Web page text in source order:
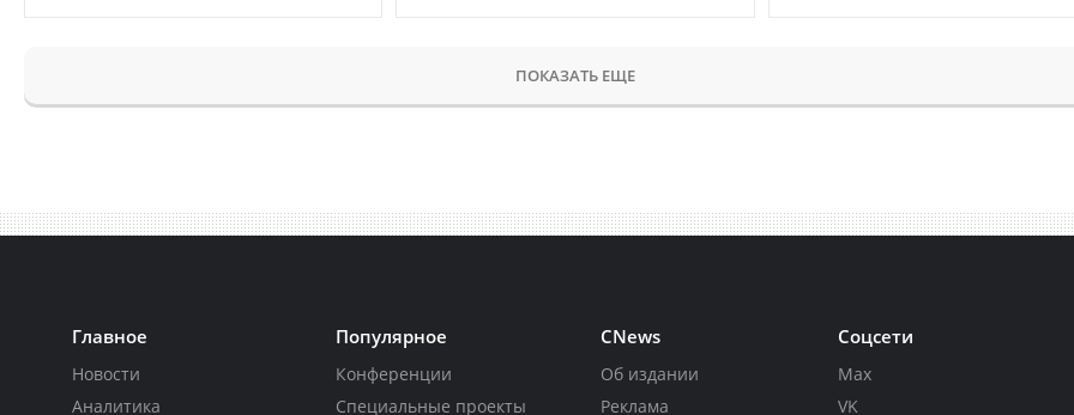
ПОКАЗАТЬ ЕЩЕ
Главное
Новости
Аналитика
Популярное
Конференции
Специальные проекты
CNews
Об издании
Реклама
Соцсети
Max
VK